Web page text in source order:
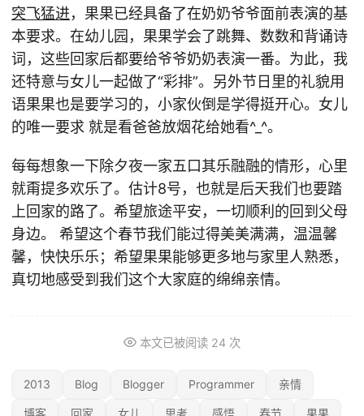
突飞猛进，果果已经具备了在奶奶爷爷面前表演的基
本要求。在幼儿园，果果学会了跳舞、数数和背诵诗
词，这些回家后都要给爷爷奶奶表演一番。为此，我
还特意与女儿一起做了“彩排”。另外节日里的礼貌用
语果果也是要学习的，小家伙倒是学得挺开心。女儿
的唯一要求 就是看爸爸放烟花给她看^_^。
每每想象一下除夕夜一家五口其乐融融的情形，心里
就甭提多欢乐了。估计8号，也就是后天我们也要踏
上回家的路了。希望旅途平安，一切顺利的回到父母
身边。 希望这个春节我们能过得美美满满，温温馨
馨，快快乐乐；希望果果能够更多地与家里人熟悉，
真切地感受到我们这个大家庭的绵绵亲情。
本文已被阅读 24 次
2013 Blog Blogger Programmer 亲情
博客 回家 女儿 思考 感悟 春节 果果